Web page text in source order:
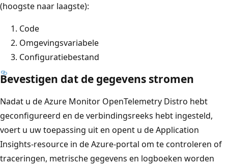
(hoogste naar laagste):
Code
Omgevingsvariabele
Configuratiebestand
Bevestigen dat de gegevens stromen
Nadat u de Azure Monitor OpenTelemetry Distro hebt
geconfigureerd en de verbindingsreeks hebt ingesteld,
voert u uw toepassing uit en opent u de Application
Insights-resource in de Azure-portal om te controleren of
traceringen, metrische gegevens en logboeken worden